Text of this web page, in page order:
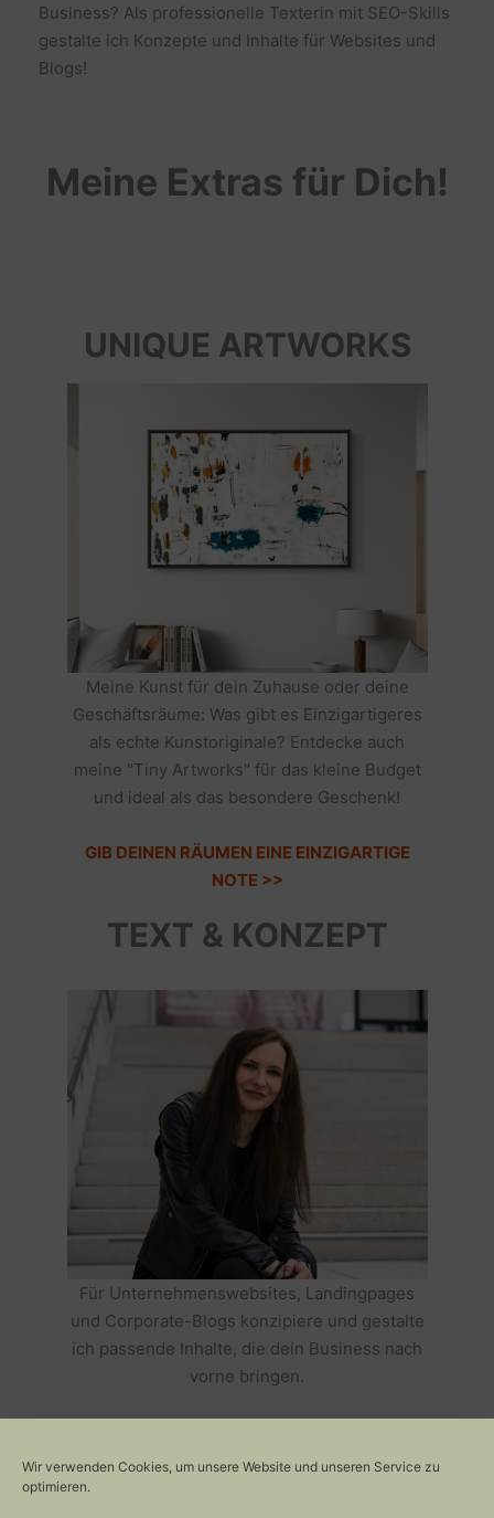
Wir verwenden Cookies, um unsere Website und unseren Service zu
optimieren.
Business? Als professionelle Texterin mit SEO-Skills
gestalte ich Konzepte und Inhalte für Websites und
Blogs!
Meine Extras für Dich!
UNIQUE ARTWORKS
Meine Kunst für dein Zuhause oder deine
Geschäftsräume: Was gibt es Einzigartigeres
als echte Kunstoriginale? Entdecke auch
meine "Tiny Artworks" für das kleine Budget
und ideal als das besondere Geschenk!
GIB DEINEN RÄUMEN EINE EINZIGARTIGE
NOTE >>
TEXT & KONZEPT
Für Unternehmenswebsites, Landingpages
und Corporate-Blogs konzipiere und gestalte
ich passende Inhalte, die dein Business nach
vorne bringen.
ERFOLGREICH MACHEN >>